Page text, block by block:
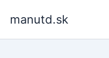
manutd.sk